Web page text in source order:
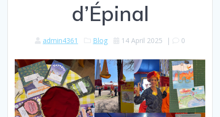
d’Épinal
admin4361 Blog 14 April 2025 | 0